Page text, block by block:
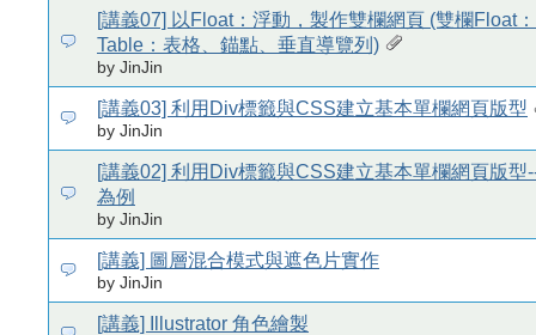
[講義07] 以Float：浮動，製作雙欄網頁 (雙欄Float
Table：表格、錨點、垂直導覽列)
by JinJin
[講義03] 利用Div標籤與CSS建立基本單欄網頁版型
by JinJin
[講義02] 利用Div標籤與CSS建立基本單欄網頁版型
為例
by JinJin
[講義] 圖層混合模式與遮色片實作
by JinJin
[講義] Illustrator 角色繪製